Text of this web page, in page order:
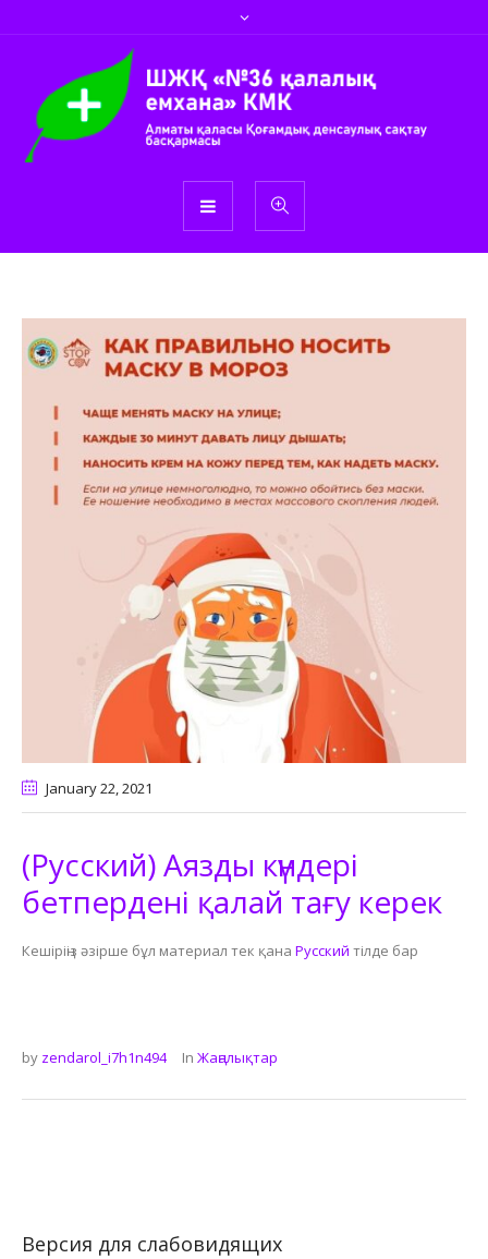
January 22, 2021
(Русский) Аязды күндері
бетпердені қалай тағу керек
Кешіріңіз әзірше бұл материал тек қана Русский тілде бар
by zendarol_i7h1n494 In Жаңалықтар
Версия для слабовидящих